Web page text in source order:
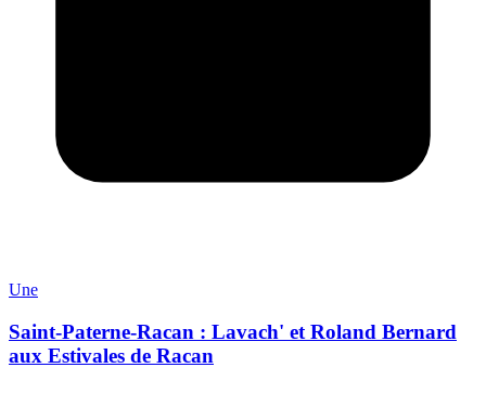
Une
Saint-Paterne-Racan : Lavach' et Roland Bernard
aux Estivales de Racan